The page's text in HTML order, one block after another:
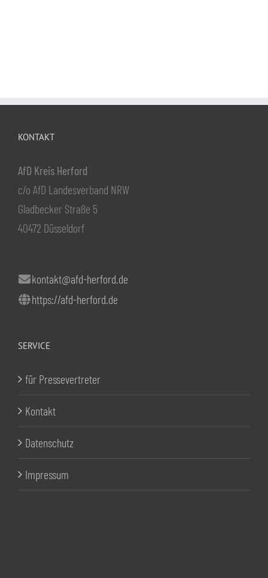
KONTAKT
AfD Kreis Herford
c/o AfD Landesverband NRW
Gladbecker Straße 5
40472 Düsseldorf
kontakt@afd-herford.de
https://afd-herford.de
SERVICE
für Pressevertreter
Kontakt
Datenschutz
Impressum